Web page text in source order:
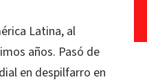
Latina, al
años. Pasó de
en despilfarro en